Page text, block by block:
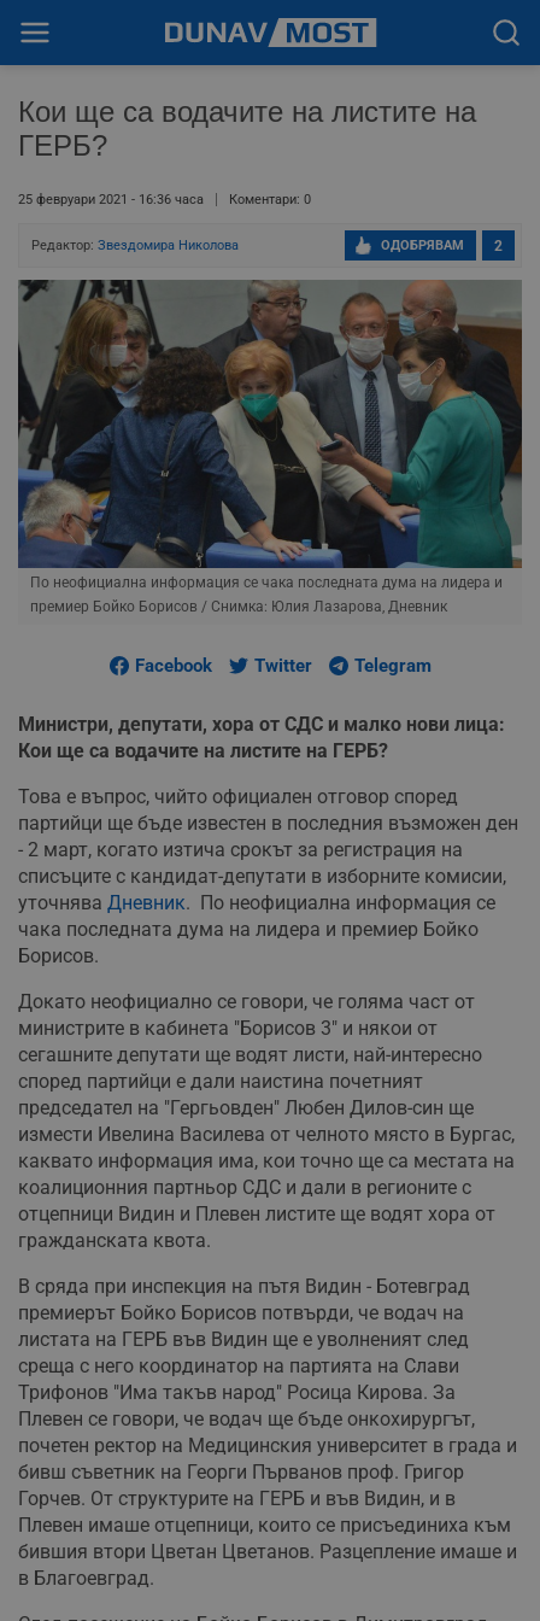
Кои ще са водачите на листите на
ГЕРБ?
25 февруари 2021 - 16:36 часа Коментари: 0
Редактор: Звездомира Николова 2
ОДОБРЯВАМ
По неофициална информация се чака последната дума на лидера и
премиер Бойко Борисов / Снимка: Юлия Лазарова, Дневник
Facebook Twitter Telegram
Министри, депутати, хора от СДС и малко нови лица:
Кои ще са водачите на листите на ГЕРБ?
Това е въпрос, чийто официален отговор според
партийци ще бъде известен в последния възможен ден
- 2 март, когато изтича срокът за регистрация на
списъците с кандидат-депутати в изборните комисии,
уточнява Дневник. По неофициална информация се
чака последната дума на лидера и премиер Бойко
Борисов.
Докато неофициално се говори, че голяма част от
министрите в кабинета "Борисов 3" и някои от
сегашните депутати ще водят листи, най-интересно
според партийци е дали наистина почетният
председател на "Гергьовден" Любен Дилов-син ще
измести Ивелина Василева от челното място в Бургас,
каквато информация има, кои точно ще са местата на
коалиционния партньор СДС и дали в регионите с
отцепници Видин и Плевен листите ще водят хора от
гражданската квота.
В сряда при инспекция на пътя Видин - Ботевград
премиерът Бойко Борисов потвърди, че водач на
листата на ГЕРБ във Видин ще е уволненият след
среща с него координатор на партията на Слави
Трифонов "Има такъв народ" Росица Кирова. За
Плевен се говори, че водач ще бъде онкохирургът,
почетен ректор на Медицинския университет в града и
бивш съветник на Георги Първанов проф. Григор
Горчев. От структурите на ГЕРБ и във Видин, и в
Плевен имаше отцепници, които се присъединиха към
бившия втори Цветан Цветанов. Разцепление имаше и
в Благоевград.